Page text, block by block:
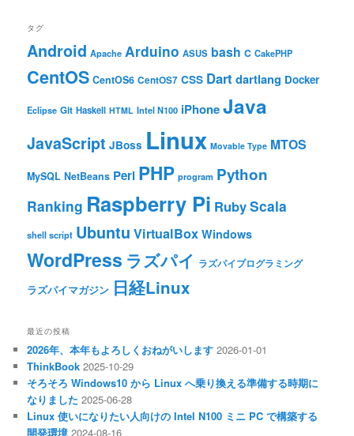
タグ
Android Apache Arduino ASUS bash C CakePHP
CentOS CentOS6 CentOS7 CSS Dart dartlang Docker
Eclipse Git Haskell HTML Intel N100 iPhoneJava
JavaScript JBoss Linux Movable Type MTOS
MySQL NetBeans Perl PHP program Python
Ranking Raspberry Pi RubyScala
shell script Ubuntu VirtualBox Windows
WordPress ラズパイ ラズパイプログラミング
ラズパイマガジン 日経Linux
最近の投稿
2026年、本年もよろしくおねがいします 2026-01-01
ThinkBook 2025-10-29
そろそろ Windows10 から Linux へ乗り換える準備する時期に
なりました 2025-06-28
Linux 使いになりたい人向けの Intel N100 ミニ PC で構築する
開発環境 2024-08-16